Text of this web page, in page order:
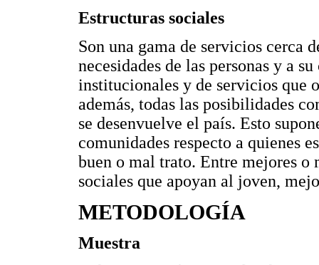
Estructuras sociales
Son una gama de servicios cerca
necesidades de las personas y a
institucionales y de servicios que
además, todas las posibilidades
se desenvuelve el país. Esto
comunidades respecto a quienes
buen o mal trato. Entre mejores o
sociales que apoyan al joven,
METODOLOGÍA
Muestra